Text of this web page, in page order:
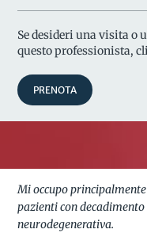
Se desideri una visita o
questo professionista,
PRENOTA
Mi occupo
pazienti con
neurodegenerativa.